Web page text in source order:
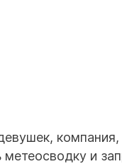
и